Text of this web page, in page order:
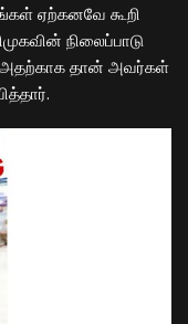
ஏற்கனவே கூறி
நிலைப்பாடு
தான் அவர்கள்